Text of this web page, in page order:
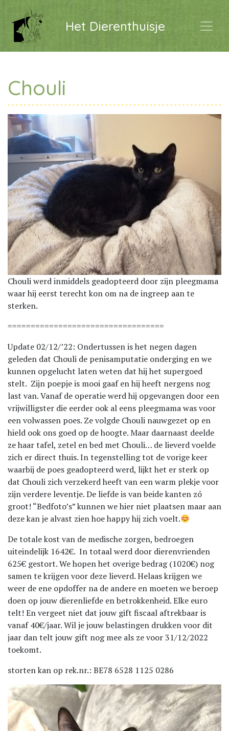
Het Dierenthuisje
Chouli
Chouli werd inmiddels geadopteerd door zijn pleegmama
waar hij eerst terecht kon om na de ingreep aan te
sterken.
==================================
Update 02/12/’22: Ondertussen is het negen dagen
geleden dat Chouli de penisamputatie onderging en we
kunnen opgelucht laten weten dat hij het supergoed
stelt. Zijn poepje is mooi gaaf en hij heeft nergens nog
last van. Vanaf de operatie werd hij opgevangen door een
vrijwilligster die eerder ook al eens pleegmama was voor
een volwassen poes. Ze volgde Chouli nauwgezet op en
hield ook ons goed op de hoogte. Maar daarnaast deelde
ze haar tafel, zetel en bed met Chouli… de lieverd voelde
zich er direct thuis. In tegenstelling tot de vorige keer
waarbij de poes geadopteerd werd, lijkt het er sterk op
dat Chouli zich verzekerd heeft van een warm plekje voor
zijn verdere leventje. De liefde is van beide kanten zó
groot! “Bedfoto’s” kunnen we hier niet plaatsen maar aan
deze kan je alvast zien hoe happy hij zich voelt.
De totale kost van de medische zorgen, bedroegen
uiteindelijk 1642€. In totaal werd door dierenvrienden
625€ gestort. We hopen het overige bedrag (1020€) nog
samen te krijgen voor deze lieverd. Helaas krijgen we
weer de ene opdoffer na de andere en moeten we beroep
doen op jouw dierenliefde en betrokkenheid. Elke euro
telt! En vergeet niet dat jouw gift fiscaal aftrekbaar is
vanaf 40€/jaar. Wil je jouw belastingen drukken voor dit
jaar dan telt jouw gift nog mee als ze voor 31/12/2022
toekomt.
storten kan op rek.nr.: BE78 6528 1125 0286